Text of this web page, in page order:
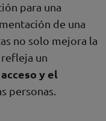
para una
de una
no solo mejora la
un
y el
personas.